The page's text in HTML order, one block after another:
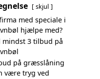
skjul
med speciale i
hjælpe med?
3 tilbud på
på græsslåning
være tryg ved